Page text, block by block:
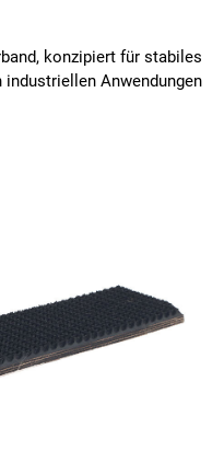
konzipiert für stabiles
industriellen Anwendungen